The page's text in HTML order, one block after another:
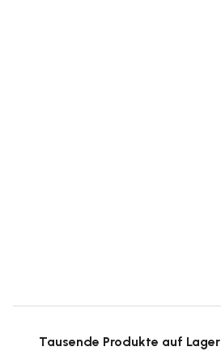
Tausende Produkte auf Lager